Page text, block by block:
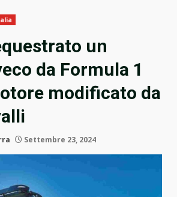
un
da Formula 1
modificato da
Settembre 23, 2024